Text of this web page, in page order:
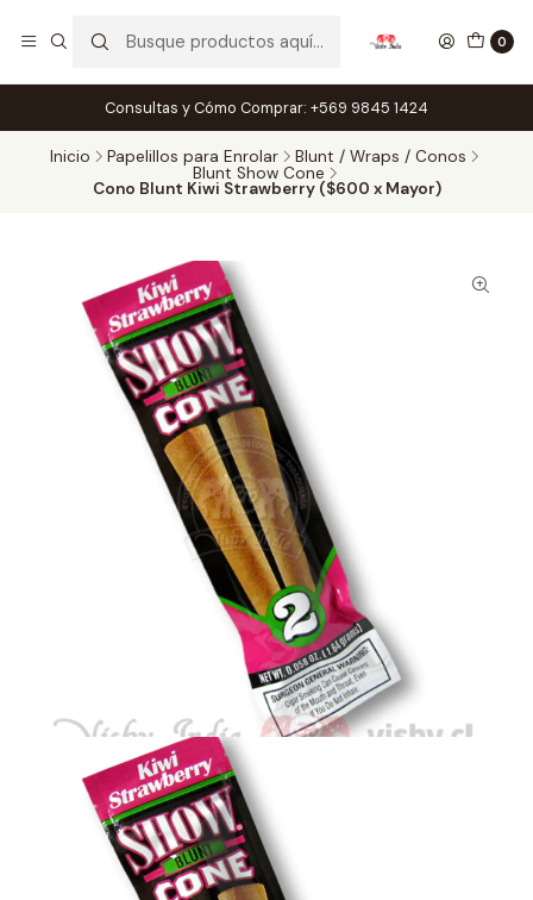
0
Consultas y Cómo Comprar: +569 9845 1424
Inicio Papelillos para Enrolar
Blunt / Wraps / Conos
Blunt Show Cone
Cono Blunt Kiwi Strawberry ($600 x Mayor)